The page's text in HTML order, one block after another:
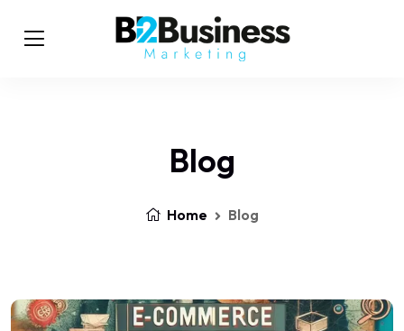
Blog
Home Blog